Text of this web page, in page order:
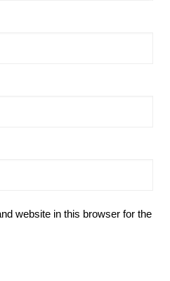
website in this browser for the